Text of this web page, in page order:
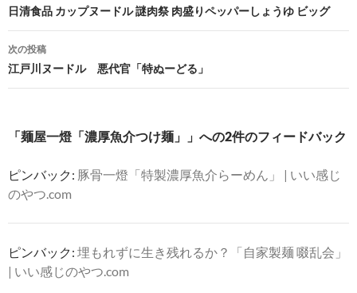
稿
ナ
ビ
ー
ョ
日清食品 カップヌードル 謎肉祭 肉盛りペッパーしょうゆ ビッグ
次の投稿
江戸川ヌードル 悪代官「特ぬーどる」
「麺屋一燈「濃厚魚介つけ麺」」への2件のフィードバック
ピンバック: 豚骨一燈「特製濃厚魚介らーめん」 | いい感じ
のやつ.com
ピンバック: 埋もれずに生き残れるか？「自家製麺 啜乱会」
| いい感じのやつ.com